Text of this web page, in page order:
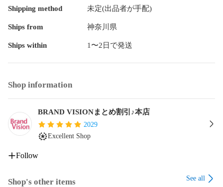
Shipping method 未定(出品者が手配)
Ships from 神奈川県
Ships within 1〜2日で発送
Shop information
BRAND VISIONまとめ割引♪本店
2029
Excellent Shop
Follow
Shop's other items See all